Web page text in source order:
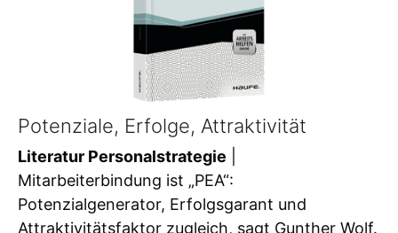
Potenziale, Erfolge, Attraktivität
Literatur Personalstrategie
Mitarbeiterbindung ist „PEA“:
Potenzialgenerator, Erfolgsgarant und
Attraktivitätsfaktor zugleich, sagt Gunther Wolf.